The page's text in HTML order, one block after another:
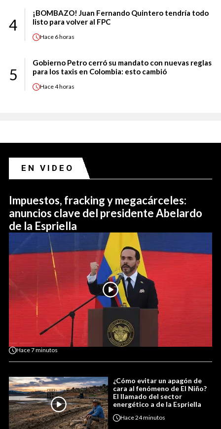
4
¡BOMBAZO! Juan Fernando Quintero tendría todo
listo para volver al FPC
Hace 6 horas
5
Gobierno Petro cerró su mandato con nuevas reglas
para los taxis en Colombia: esto cambió
Hace4 horas
EN VIDEO
Impuestos, fracking y megacárceles:
anuncios clave del presidente Abelardo
de la Espriella
Hace7 minutos
¿Cómo evitar un apagón de
cara al fenómeno de El Niño?
El llamado del sector
energético a de la Espriella
Hace24 minutos